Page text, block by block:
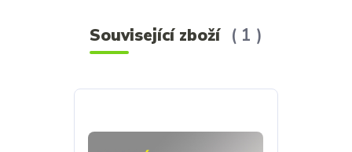
Související zboží 1